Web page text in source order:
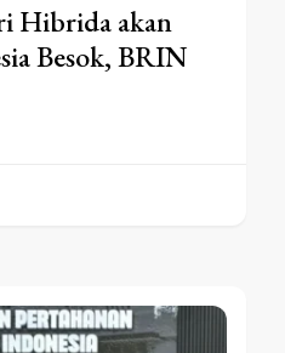
Hibrida akan
Besok, BRIN